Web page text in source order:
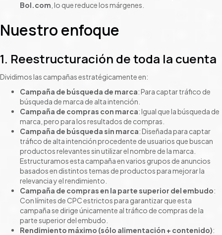
Bol.com , lo que reduce los márgenes.
Nuestro enfoque
1. Reestructuración de toda la cuenta
Dividimos las campañas estratégicamente en:
Campaña de búsqueda de marca: Para captar tráfico de
búsqueda de marca de alta intención.
Campaña de compras con marca: Igual que la búsqueda de
marca, pero para los resultados de compras.
Campaña de búsqueda sin marca: Diseñada para captar
tráfico de alta intención procedente de usuarios que buscan
productos relevantes sin utilizar el nombre de la marca.
Estructuramos esta campaña en varios grupos de anuncios
basados en distintos temas de productos para mejorar la
relevancia y el rendimiento.
Campaña de compras en la parte superior del embudo:
Con límites de CPC estrictos para garantizar que esta
campaña se dirige únicamente al tráfico de compras de la
parte superior del embudo.
Rendimiento máximo (sólo alimentación + contenido):